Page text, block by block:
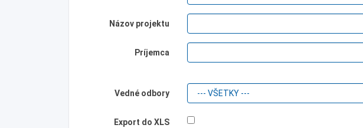
Názov projektu
Príjemca
Vedné odbory
Export do XLS